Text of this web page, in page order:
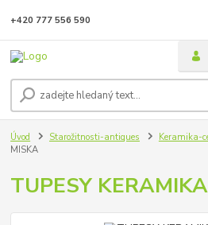
+420 777 556 590
Úvod Starožitnosti-antiques Keramika-
MISKA
TUPESY